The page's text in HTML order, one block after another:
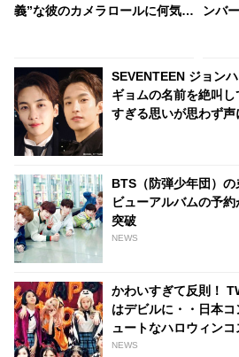
義”な彼のカメラロールに何気な
ンバ
SEVENTEEN ジョン
ギョムの名前を絶叫
すぎる思いが思わず
BTS（防弾少年団）
ビューアルバムの予
突破
NEWS
かわいすぎて反則！
はデビルに・・日本
ュートなハロウィン
NEWS